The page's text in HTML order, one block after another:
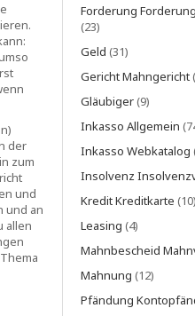
der
zum
und
und an
allen
Forderung
(23)
Geld (31)
Gericht Mahngericht
Gläubiger(9)
Inkasso Allgemein
Inkasso Webkatalog
Insolvenz
Kredit Kreditkarte (10)
Leasing (4)
Mahnbescheid
Mahnung (12)
Pfändung